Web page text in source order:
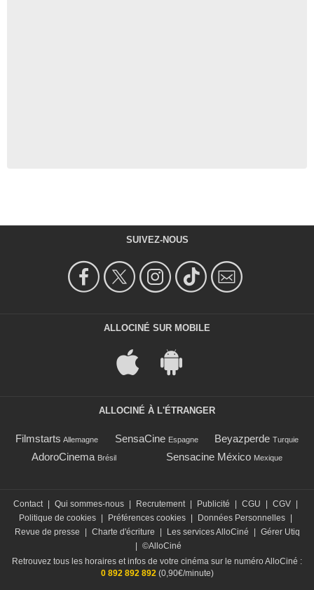
SUIVEZ-NOUS
ALLOCINÉ SUR MOBILE
ALLOCINÉ À L'ÉTRANGER
Filmstarts Allemagne SensaCine Espagne Beyazperde Turquie
AdoroCinema Brésil Sensacine México Mexique
Contact Qui sommes-nous Recrutement Publicité CGU CGV
Politique de cookies
Préférences cookies Données Personnelles
Revue de presse
Charte d'écriture Les services AlloCiné
Gérer Utiq
©AlloCiné
Retrouvez tous les horaires et infos de votre cinéma sur le numéro AlloCiné :
0 892 892 892(0,90€/minute)